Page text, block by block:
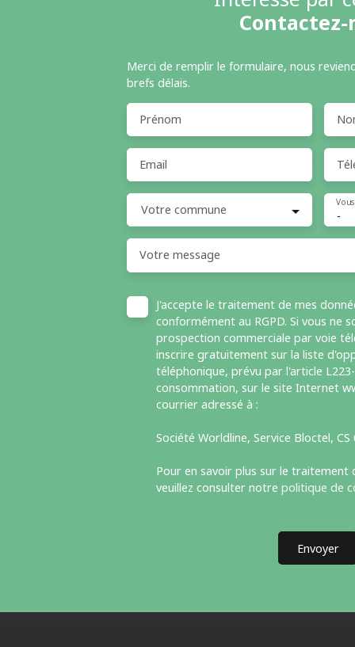
Contactez-
Merci de remplir le formulaire, nous
brefs délais.
Prénom
Email
Votre commune -
Votre message
J'accepte le traitement de mes
conformément au RGPD. Si vous ne
prospection commerciale par voie
inscrire gratuitement sur la liste
téléphonique, prévu par l'article
consommation, sur le site Internet
courrier adressé à :
Société Worldline, Service Bloctel, CS
Pour en savoir plus sur le traitement
veuillez consulter notre politique de
Envoyer